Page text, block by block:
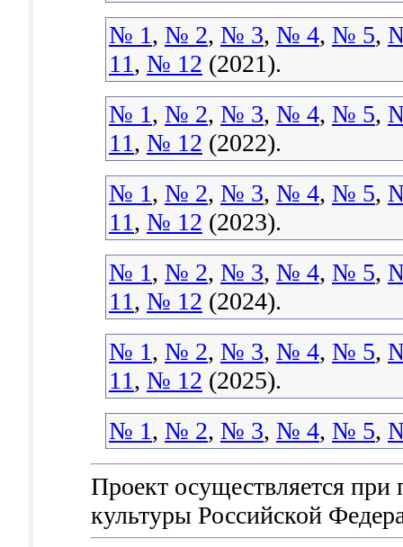
№ 1, № 2, № 3, № 4, № 5,
11, № 12 (2021).
№ 1, № 2, № 3, № 4, № 5,
11, № 12 (2022).
№ 1, № 2, № 3, № 4, № 5,
11, № 12 (2023).
№ 1, № 2, № 3, № 4, № 5,
11, № 12 (2024).
№ 1, № 2, № 3, № 4, № 5,
11, № 12 (2025).
№ 1, № 2, № 3, № 4, № 5,
Проект осуществляется
культуры Российской